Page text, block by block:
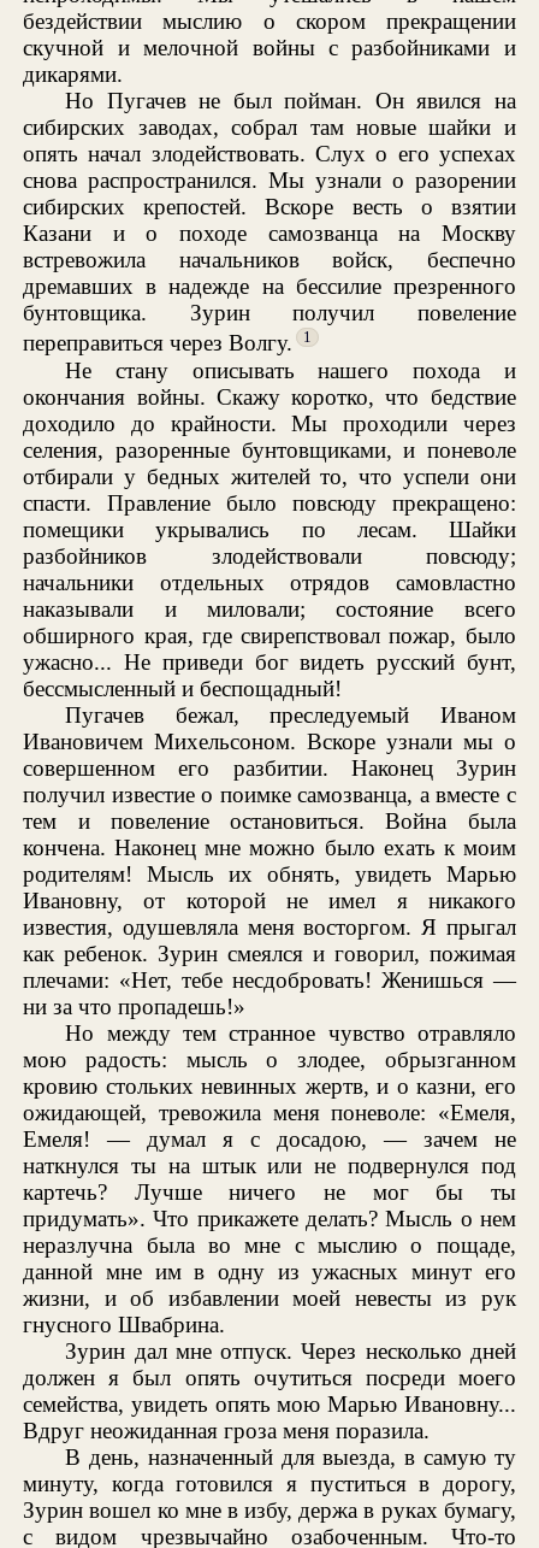
бездействии мыслию о скором прекращении
скучной и мелочной войны с разбойниками и
дикарями.
Но Пугачев не был пойман. Он явился на
сибирских заводах, собрал там новые шайки и
опять начал злодействовать. Слух о его успехах
снова распространился. Мы узнали о разорении
сибирских крепостей. Вскоре весть о взятии
Казани и о походе самозванца на Москву
встревожила начальников войск, беспечно
дремавших в надежде на бессилие презренного
бунтовщика. Зурин получил повеление
переправиться через Волгу.
1
Не стану описывать нашего похода и
окончания войны. Скажу коротко, что бедствие
доходило до крайности. Мы проходили через
селения, разоренные бунтовщиками, и поневоле
отбирали у бедных жителей то, что успели они
спасти. Правление было повсюду прекращено:
помещики укрывались по лесам. Шайки
разбойников злодействовали повсюду;
начальники отдельных отрядов самовластно
наказывали и миловали; состояние всего
обширного края, где свирепствовал пожар, было
ужасно... Не приведи бог видеть русский бунт,
бессмысленный и беспощадный!
Пугачев бежал, преследуемый Иваном
Ивановичем Михельсоном. Вскоре узнали мы о
совершенном его разбитии. Наконец Зурин
получил известие о поимке самозванца, а вместе с
тем и повеление остановиться. Война была
кончена. Наконец мне можно было ехать к моим
родителям! Мысль их обнять, увидеть Марью
Ивановну, от которой не имел я никакого
известия, одушевляла меня восторгом. Я прыгал
как ребенок. Зурин смеялся и говорил, пожимая
плечами: «Нет, тебе несдобровать! Женишься —
ни за что пропадешь!»
Но между тем странное чувство отравляло
мою радость: мысль о злодее, обрызганном
кровию стольких невинных жертв, и о казни, его
ожидающей, тревожила меня поневоле: «Емеля,
Емеля! — думал я с досадою, — зачем не
наткнулся ты на штык или не подвернулся под
картечь? Лучше ничего не мог бы ты
придумать». Что прикажете делать? Мысль о нем
неразлучна была во мне с мыслию о пощаде,
данной мне им в одну из ужасных минут его
жизни, и об избавлении моей невесты из рук
гнусного Швабрина.
Зурин дал мне отпуск. Через несколько дней
должен я был опять очутиться посреди моего
семейства, увидеть опять мою Марью Ивановну...
Вдруг неожиданная гроза меня поразила.
В день, назначенный для выезда, в самую ту
минуту, когда готовился я пуститься в дорогу,
Зурин вошел ко мне в избу, держа в руках бумагу,
с видом чрезвычайно озабоченным. Что-то